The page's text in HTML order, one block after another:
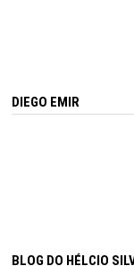
DIEGO EMIR
BLOG DO HÉLCIO